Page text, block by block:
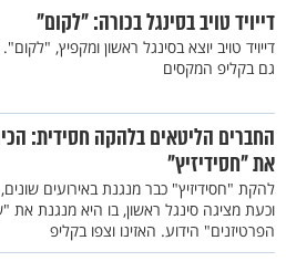
דייויד טויב בסינגל בכורה: "לקום"
דייויד טויב יוצא בסינגל ראשון ומקפיץ,
גם בקליפ המקסים
החברים הליטאים בלהקה חסידית:
את "חסידיזיץ"
להקת "חסידיזיץ" כבר מנגנת באירועים שונים,
וכעת מציגה סינגל ראשון, בו היא מנגנת את
הפרטיזנים" הידוע. האזינו וצפו בקליפ